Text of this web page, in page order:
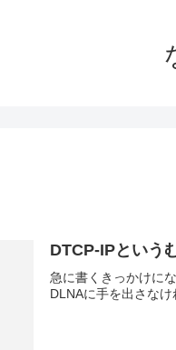
DTCP-IPという
急に書くきっかけに
DLNAに手を出さな